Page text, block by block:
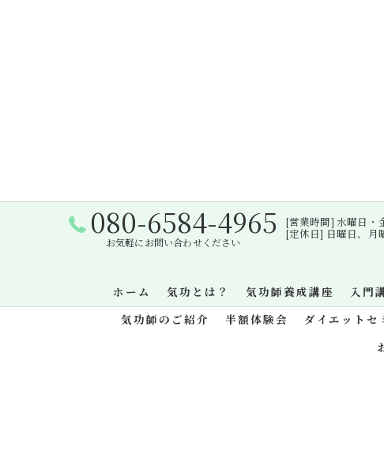
080-6584-4965
お気軽にお問い合わせください
[営業時間] 水曜日・
[定休日] 日曜日、月
ホーム 気功とは？ 気功師養成講座 入門
気功師のご紹介
半額体験会 ダイエットセ